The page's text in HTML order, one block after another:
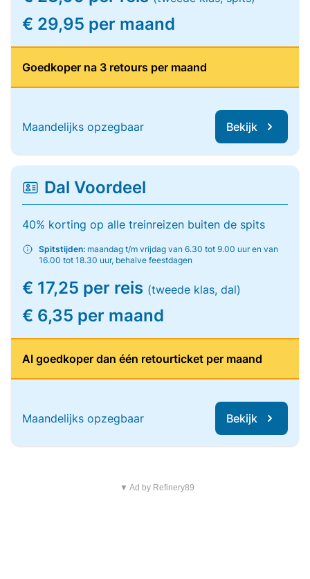
€ 29,95 per maand
Goedkoper na 3 retours per maand
Maandelijks opzegbaar Bekijk
Dal Voordeel
40% korting op alle treinreizen buiten de spits
Spitstijden: maandag t/m vrijdag van 6.30 tot 9.00 uur en van
16.00 tot 18.30 uur, behalve feestdagen
€ 17,25 per reis (tweede klas, dal)
€ 6,35 per maand
Al goedkoper dan één retourticket per maand
Maandelijks opzegbaar Bekijk
▼ Ad by Refinery89